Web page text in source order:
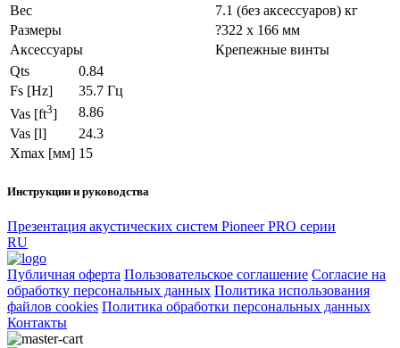
Вес
7.1 (без аксессуаров) кг
Размеры
?322 x 166 мм
Аксессуары
Крепежные винты
Qts
0.84
Fs [Hz]
35.7 Гц
Vas [ft3]
8.86
Vas [l]
24.3
Xmax [мм] 15
Инструкции и руководства
Презентация акустических систем Pioneer PRO серии
RU
Публичная оферта Пользовательское соглашение Согласие на
обработку персональных данных Политика использования
файлов cookies Политика обработки персональных данных
Контакты